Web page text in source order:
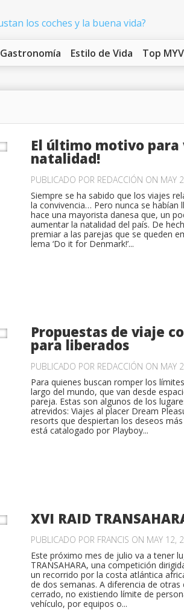
Gastronomía Estilo de Vida Top MYV
El último motivo para
natalidad!
PUBLICADO POR REDACCIÓN ON MAY
Siempre se ha sabido que los viajes
la convivencia… Pero nunca se
hace una mayorista danesa que, un
aumentar la natalidad del país. De
premiar a las parejas que se queden
lema ‘Do it for Denmark!’...
Propuestas de viaje
para liberados
PUBLICADO POR REDACCIÓN ON MAY
Para quienes buscan romper los
largo del mundo, que van desde
pareja. Estas son algunos de los
atrevidos: Viajes al placer Dream
resorts que despiertan los deseos
está catalogado por Playboy...
XVI RAID
PUBLICADO POR FRANCIS ON MAY 12,
Este próximo mes de julio va a tener
TRANSAHARA, una competición
un recorrido por la costa atlántica
de dos semanas. A diferencia de
cerrado, no existiendo límite de
vehículo, por equipos o...